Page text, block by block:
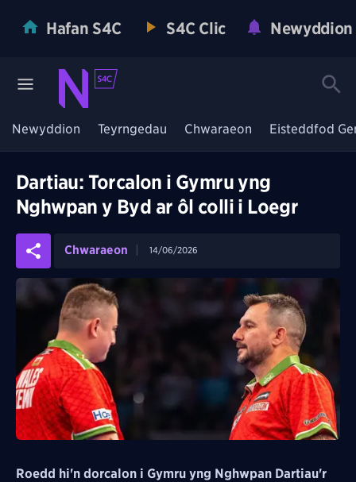
Hafan S4C S4C Clic Newyddion
Newyddion Teyrngedau Chwaraeon Eisteddfod
Dartiau: Torcalon i Gymru yng
Nghwpan y Byd ar ôl colli i Loegr
Chwaraeon 14/06/2026
Roedd hi'n dorcalon i Gymru yng Nghwpan Dartiau'r